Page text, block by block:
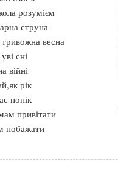
розумієм
струна
весна
сні
війні
рік
попік
привітати
побажати